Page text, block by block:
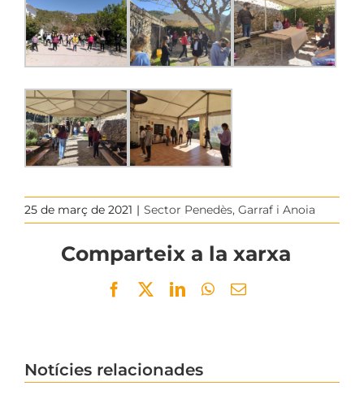
25 de març de 2021 | Sector Penedès, Garraf i Anoia
Comparteix a la xarxa
Facebook
TwitterLinkedInWhatsApp
Email
Notícies relacionades